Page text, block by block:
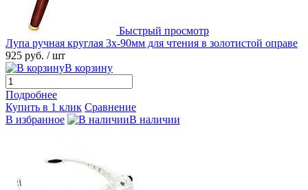
Быстрый просмотр
Лупа ручная круглая 3х-90мм для чтения в золотистой оправе
925 руб. / шт
В корзину
Подробнее
Купить в 1 клик Сравнение
В избранное
В наличии